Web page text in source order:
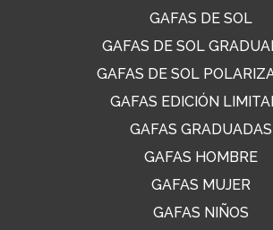
GAFAS DE SOL
GAFAS DE SOL
GAFAS DE SOL
GAFAS EDICIÓN
GAFAS GRADUADAS
GAFAS HOMBRE
GAFAS MUJER
GAFAS NIÑOS